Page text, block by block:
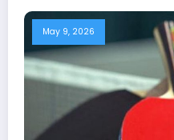
May 9, 2026